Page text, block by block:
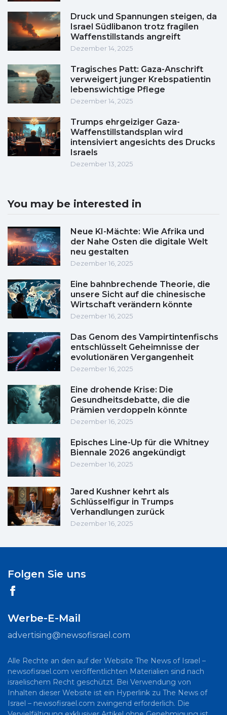
Druck und Spannungen steigen, da
Israel Südlibanon trotz fragilen
Waffenstillstands angreift
Dezember 14, 2025
Tragisches Patt: Gaza-Anschrift
verweigert junger Krebspatientin
lebenswichtige Pflege
Dezember 14, 2025
Trumps ehrgeiziger Gaza-
Waffenstillstandsplan wird
intensiviert angesichts des Drucks
Israels
Dezember 13, 2025
You may be interested in
Neue KI-Mächte: Wie Afrika und
der Nahe Osten die digitale Welt
neu gestalten
Dezember 16, 2025
Eine bahnbrechende Theorie, die
unsere Sicht auf die chinesische
Wirtschaft verändern könnte
Dezember 16, 2025
Das Genom des Vampirtintenfischs
entschlüsselt Geheimnisse der
evolutionären Vergangenheit
Dezember 16, 2025
Eine drohende Krise: Die
Gesundheitsdebatte, die die
Prämien verdoppeln könnte
Dezember 16, 2025
Episches Line-Up für die Whitney
Biennale 2026 angekündigt
Dezember 16, 2025
Jared Kushner kehrt als
Schlüsselfigur in Trumps
Verhandlungen zurück
Dezember 16, 2025
Folgen Sie uns
Werbe-E-Mail
advertising@newsofisrael.com
Alle Rechte an den auf der Website The News of Israel –
newsofisrael.com veröffentlichten Materialien sind nach
israelischem Recht geschützt. Bei Verwendung von
Inhalten dieser Website ist ein Hyperlink zu The News of
Israel – newsofisrael.com zwingend erforderlich. Die